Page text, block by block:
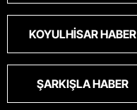
KOYULHISAR HABER
ŞARKIŞLA HABER